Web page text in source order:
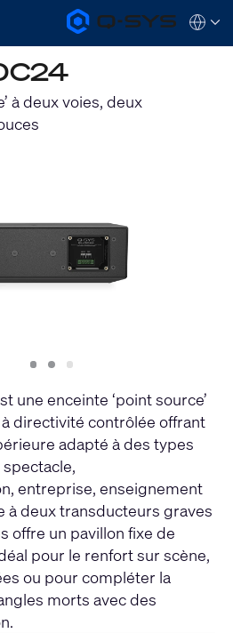
Q-
SYS
Products
Deutsch
à deux voies, deux
Slide
1 Slide
2 Slide
3
une enceinte ‘point source’
directivité contrôlée offrant
adapté à des types
entreprise, enseignement
à deux transducteurs graves
offre un pavillon fixe de
pour le renfort sur scène,
ou pour compléter la
morts avec des